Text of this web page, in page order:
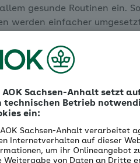
gesunde Routinen ein.
werden einfacher
in der Gartenarbeit und
Island, Norwegen
Vorteile
AOK